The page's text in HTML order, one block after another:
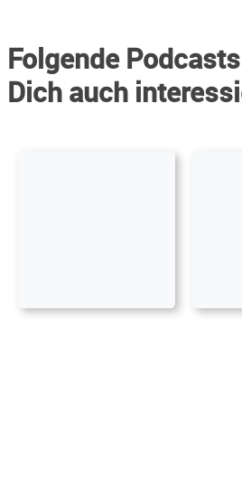
Folgende
Dich auch